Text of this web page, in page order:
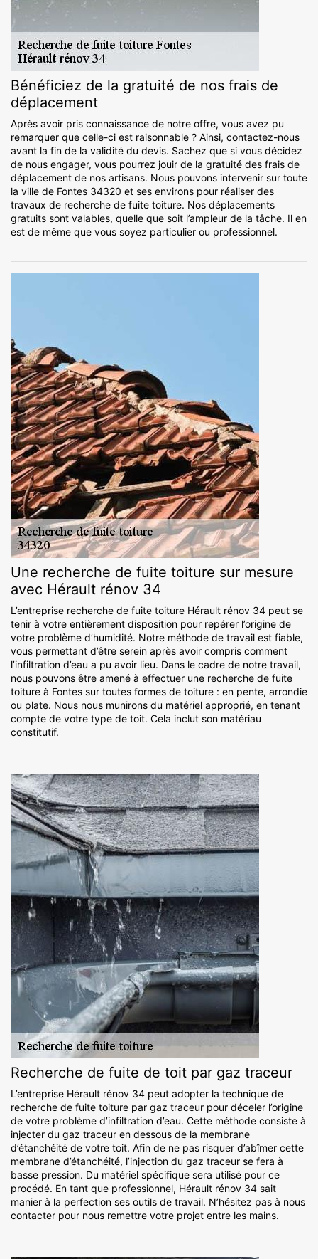
Bénéficiez de la gratuité de nos frais de
déplacement
Après avoir pris connaissance de notre offre, vous avez pu
remarquer que celle-ci est raisonnable ? Ainsi, contactez-nous
avant la fin de la validité du devis. Sachez que si vous décidez
de nous engager, vous pourrez jouir de la gratuité des frais de
déplacement de nos artisans. Nous pouvons intervenir sur toute
la ville de Fontes 34320 et ses environs pour réaliser des
travaux de recherche de fuite toiture. Nos déplacements
gratuits sont valables, quelle que soit l’ampleur de la tâche. Il en
est de même que vous soyez particulier ou professionnel.
Une recherche de fuite toiture sur mesure
avec Hérault rénov 34
L’entreprise recherche de fuite toiture Hérault rénov 34 peut se
tenir à votre entièrement disposition pour repérer l’origine de
votre problème d’humidité. Notre méthode de travail est fiable,
vous permettant d’être serein après avoir compris comment
l’infiltration d’eau a pu avoir lieu. Dans le cadre de notre travail,
nous pouvons être amené à effectuer une recherche de fuite
toiture à Fontes sur toutes formes de toiture : en pente, arrondie
ou plate. Nous nous munirons du matériel approprié, en tenant
compte de votre type de toit. Cela inclut son matériau
constitutif.
Recherche de fuite de toit par gaz traceur
L’entreprise Hérault rénov 34 peut adopter la technique de
recherche de fuite toiture par gaz traceur pour déceler l’origine
de votre problème d’infiltration d’eau. Cette méthode consiste à
injecter du gaz traceur en dessous de la membrane
d’étanchéité de votre toit. Afin de ne pas risquer d’abîmer cette
membrane d’étanchéité, l’injection du gaz traceur se fera à
basse pression. Du matériel spécifique sera utilisé pour ce
procédé. En tant que professionnel, Hérault rénov 34 sait
manier à la perfection ses outils de travail. N’hésitez pas à nous
contacter pour nous remettre votre projet entre les mains.